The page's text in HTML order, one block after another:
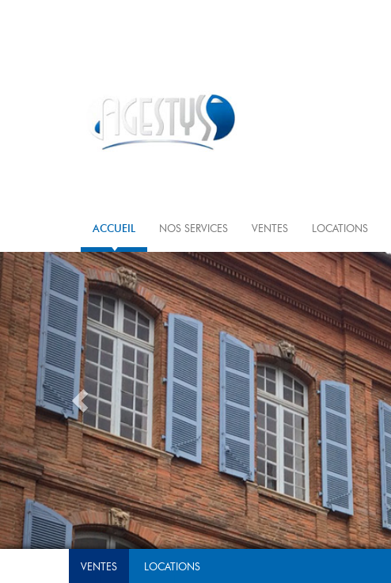
ACCUEIL NOS SERVICES VENTES LOCATIONS
VENTES LOCATIONS